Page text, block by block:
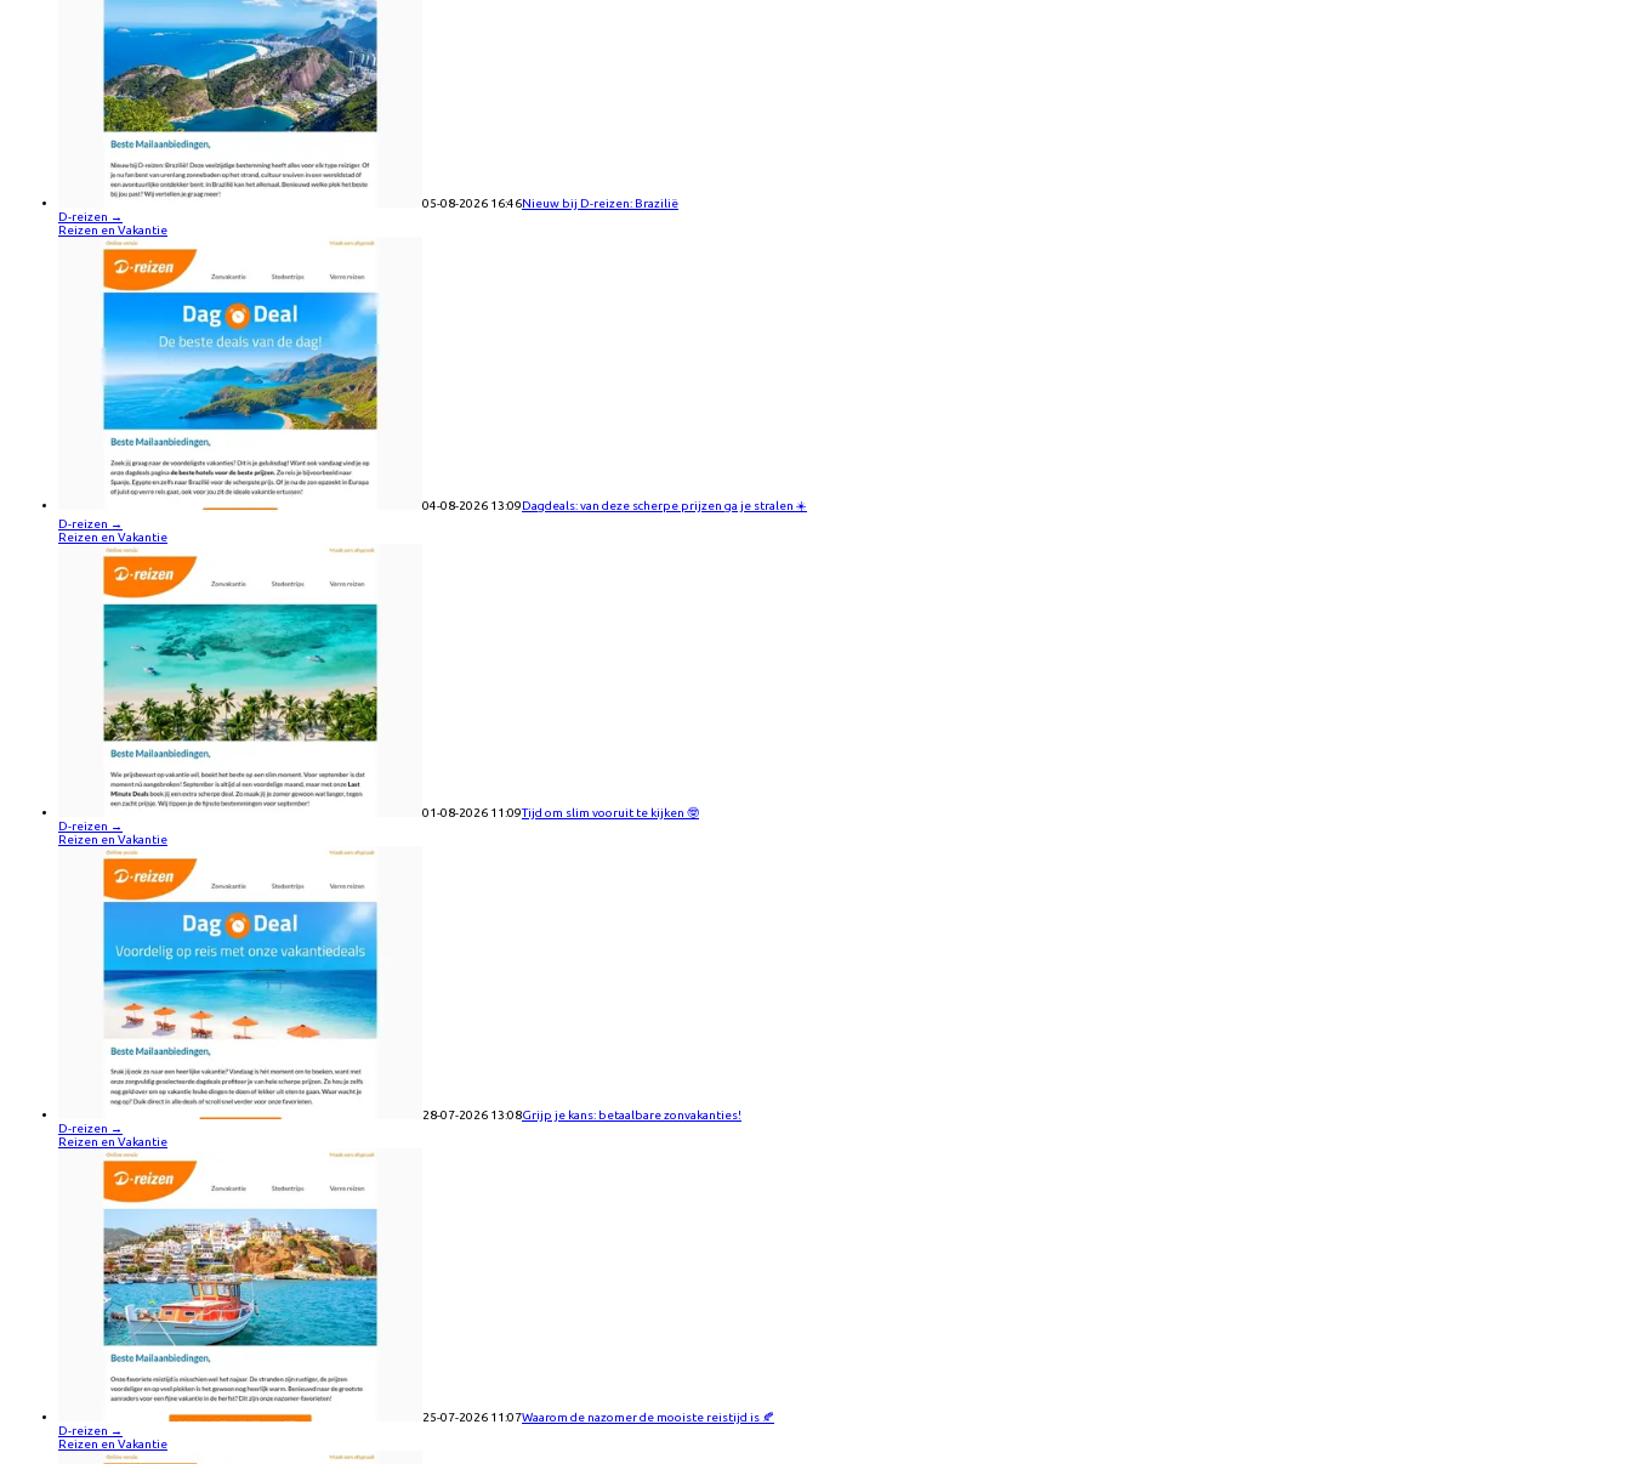
05-08-2026 16:46Nieuw bij D-reizen: Brazilië
D-reizen →
Reizen en Vakantie
04-08-2026 13:09Dagdeals: van deze scherpe prijzen ga je stralen ☀️
D-reizen →
Reizen en Vakantie
01-08-2026 11:09Tijd om slim vooruit te kijken 🤓
D-reizen →
Reizen en Vakantie
28-07-2026 13:08Grijp je kans: betaalbare zonvakanties!
D-reizen →
Reizen en Vakantie
25-07-2026 11:07Waarom de nazomer de mooiste reistijd is 🍂
D-reizen →
Reizen en Vakantie